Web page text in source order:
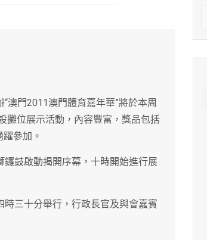
澳門2011澳門體育嘉年華”將於本周
攤位展示活動，內容豐富，獎品包括
參加。
鼓啟動揭開序幕，十時開始進行展
三十分舉行，行政長官及與會嘉賓
e